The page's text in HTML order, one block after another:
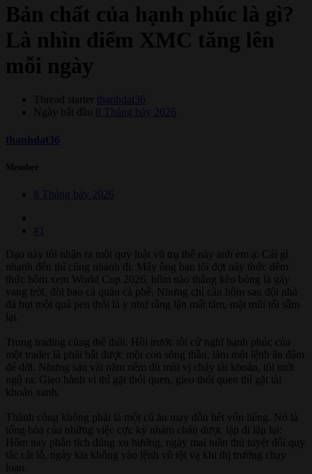
Bản chất của hạnh phúc là gì?
Là nhìn điểm XMC tăng lên
mỗi ngày
Thread starter
thanhdat36
Ngày bắt đầu
8 Tháng bảy 2026
thanhdat36
Member
8 Tháng bảy 2026
#1
Dạo này tôi nhận ra một quy luật vũ trụ thế này anh em ạ: Cái gì
nhanh đến thì cũng nhanh đi. Mấy ông bạn tôi đợt này thức đêm
thức hôm xem World Cup 2026, hôm nào thắng kèo bóng là gáy
vang trời, đòi bao cả quán cà phê. Nhưng chỉ cần hôm sau đội nhà
đá hụt một quả pen thôi là y như rằng lặn mất tăm, mặt mũi tối sầm
lại.
Trong trading cũng thế thôi. Hồi trước tôi cứ nghĩ hạnh phúc của
một trader là phải bắt được một con sóng thần, làm một lệnh ăn đậm
để đời. Nhưng sau vài năm nếm đủ mùi vị cháy tài khoản, tôi mới
ngộ ra: Gieo hành vi thì gặt thói quen, gieo thói quen thì gặt tài
khoản xanh.
Thành công không phải là một cú ăn may dồn hết vốn liếng. Nó là
tổng hòa của những việc cực kỳ nhàm chán được lặp đi lặp lại:
Hôm nay phân tích đúng xu hướng, ngày mai tuân thủ tuyệt đối quy
tắc cắt lỗ, ngày kia không vào lệnh vô tội vạ khi thị trường chạy
loạn.